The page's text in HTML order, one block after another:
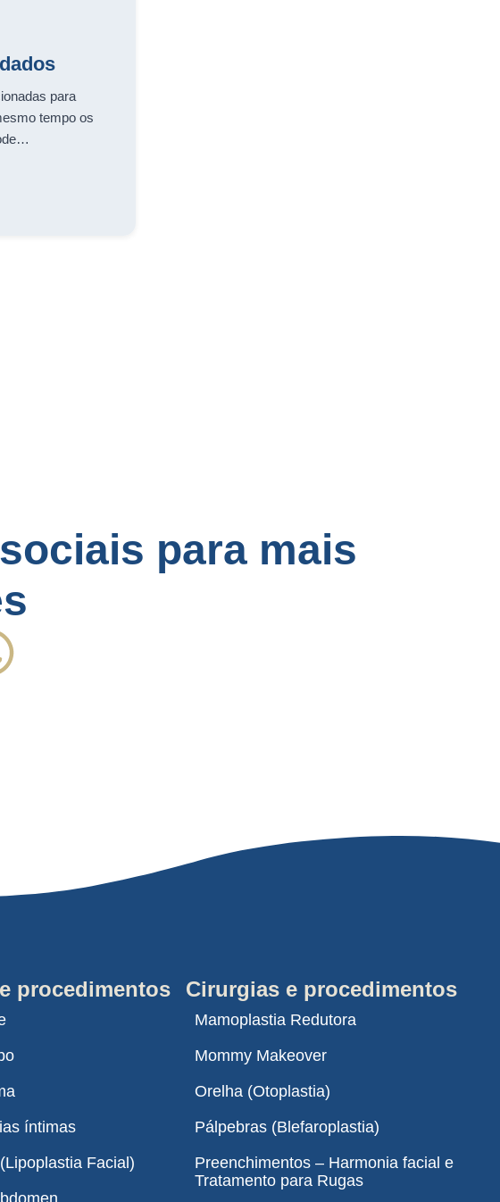
para
tempo os
para mais
procedimentos
íntimas
Facial)
Cirurgias e procedimentos
Mamoplastia Redutora
Mommy Makeover
Orelha (Otoplastia)
Pálpebras (Blefaroplastia)
Preenchimentos – Harmonia facial e
Tratamento para Rugas